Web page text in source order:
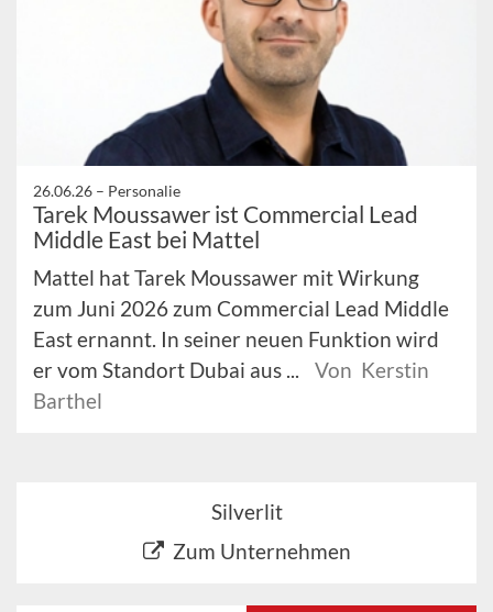
26.06.26 – Personalie
Tarek Moussawer ist Commercial Lead
Middle East bei Mattel
Mattel hat Tarek Moussawer mit Wirkung
zum Juni 2026 zum Commercial Lead Middle
East ernannt. In seiner neuen Funktion wird
er vom Standort Dubai aus ...
Von Kerstin
Barthel
Silverlit
Zum Unternehmen